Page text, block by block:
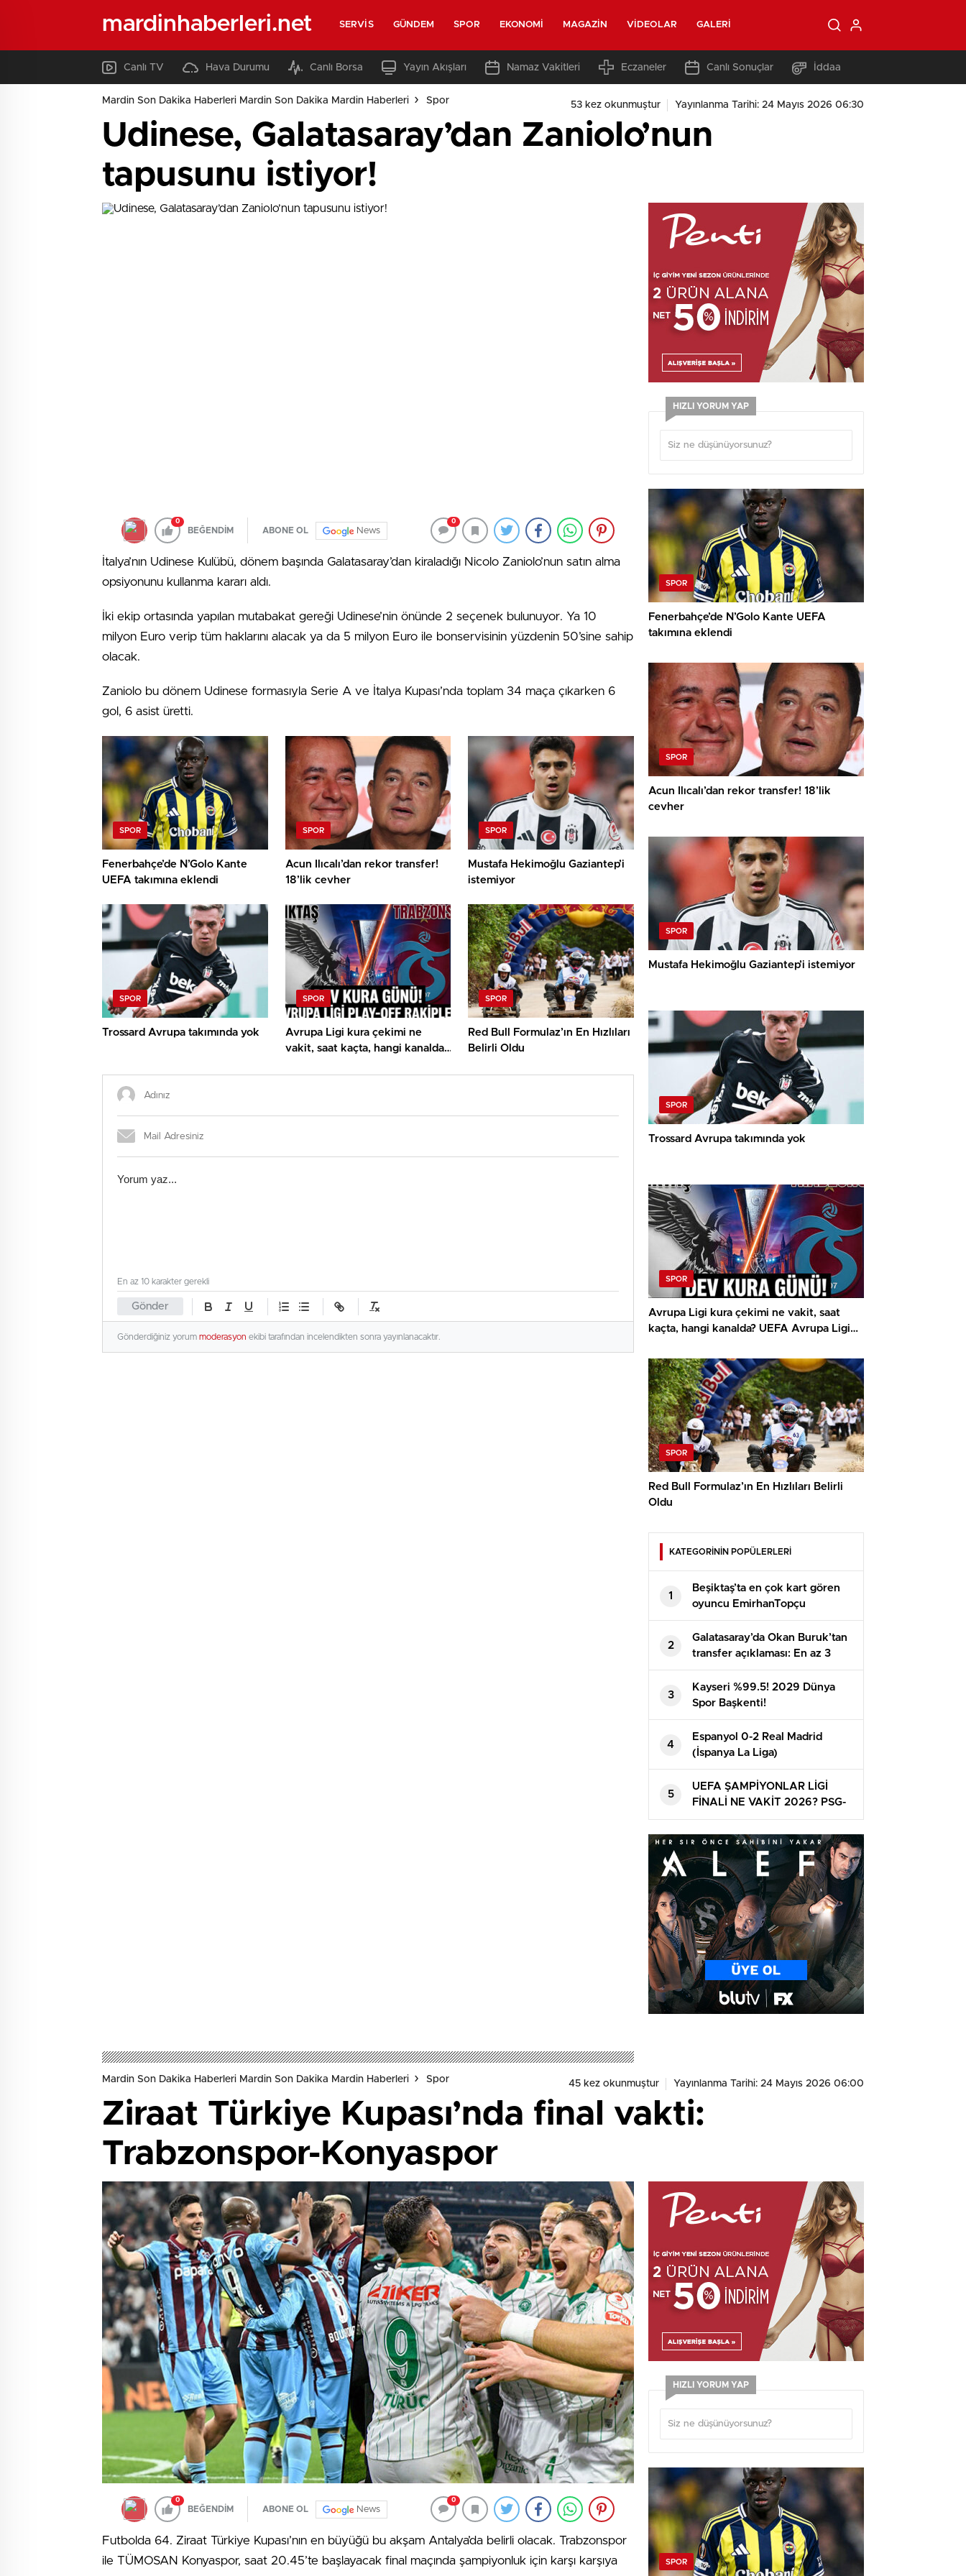
mardinhaberleri.net SERVIS GÜNDEM SPOR EKONOMI MAGAZIN VIDEOLAR GALERI
Canlı TV Hava Durumu Canlı Borsa Yayın Akışları Namaz Vakitleri Eczaneler Canlı Sonuçlar İddaa
Mardin Son Dakika Haberleri Mardin Son Dakika Mardin Haberleri Spor 53 kez okunmuştur Yayınlanma Tarihi: 24 Mayıs 2026 06:30
Udinese, Galatasaray’dan Zaniolo’nun
tapusunu istiyor!
0
BEĞENDİM ABONE OL News
0
İtalya’nın Udinese Kulübü, dönem başında Galatasaray’dan kiraladığı Nicolo Zaniolo’nun satın alma
opsiyonunu kullanma kararı aldı.
İki ekip ortasında yapılan mutabakat gereği Udinese’nin önünde 2 seçenek bulunuyor. Ya 10
milyon Euro verip tüm haklarını alacak ya da 5 milyon Euro ile bonservisinin yüzdenin 50’sine sahip
olacak.
Zaniolo bu dönem Udinese formasıyla Serie A ve İtalya Kupası’nda toplam 34 maça çıkarken 6
gol, 6 asist üretti.
SPOR
Fenerbahçe’de N’Golo Kante
UEFA takımına eklendi
SPOR
Acun Ilıcalı’dan rekor transfer!
18’lik cevher
SPOR
Mustafa Hekimoğlu Gaziantep’i
istemiyor
SPOR
Trossard Avrupa takımında yok
SPOR
Avrupa Ligi kura çekimi ne
vakit, saat kaçta, hangi kanalda?
SPOR
Red Bull Formulaz’ın En Hızlıları
Belirli Oldu
Gönder
En az 10 karakter gerekli
Gönderdiğiniz yorum moderasyon ekibi tarafından incelendikten sonra yayınlanacaktır.
HIZLI YORUM YAP
SPOR
Fenerbahçe’de N’Golo Kante UEFA
takımına eklendi
SPOR
Acun Ilıcalı’dan rekor transfer! 18’lik
cevher
SPOR
Mustafa Hekimoğlu Gaziantep’i istemiyor
SPOR
Trossard Avrupa takımında yok
SPOR
Avrupa Ligi kura çekimi ne vakit, saat
kaçta, hangi kanalda? UEFA Avrupa Ligi
rakipleri
SPOR
Red Bull Formulaz’ın En Hızlıları Belirli
Oldu
KATEGORİNİN POPÜLERLERİ
1
Beşiktaş’ta en çok kart gören
oyuncu EmirhanTopçu
2
Galatasaray’da Okan Buruk’tan
transfer açıklaması: En az 3
oyuncu daha alınacak | Mauro
Icardi, Boey, Nelsson…
3
Kayseri %99.5! 2029 Dünya
Spor Başkenti!
4
Espanyol 0-2 Real Madrid
(İspanya La Liga)
5
UEFA ŞAMPİYONLAR LİGİ
FİNALİ NE VAKİT 2026? PSG-
Arsenal maçı ne vakit ve
nerede oynanacak? Finalin ismi
belirli oldu!
Mardin Son Dakika Haberleri Mardin Son Dakika Mardin Haberleri Spor 45 kez okunmuştur Yayınlanma Tarihi: 24 Mayıs 2026 06:00
Ziraat Türkiye Kupası’nda final vakti:
Trabzonspor-Konyaspor
0
BEĞENDİM ABONE OL News
0
Futbolda 64. Ziraat Türkiye Kupası’nın en büyüğü bu akşam Antalya’da belirli olacak. Trabzonspor
ile TÜMOSAN Konyaspor, saat 20.45’te başlayacak final maçında şampiyonluk için karşı karşıya
HIZLI YORUM YAP
SPOR